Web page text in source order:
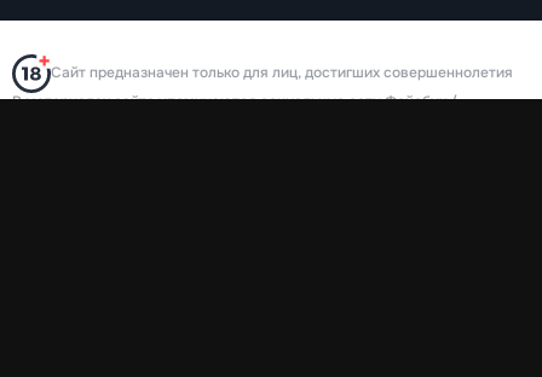
Сайт предназначен только для лиц, достигших совершеннолетия
В материалах сайта упоминаются социальные сети Фейсбук /